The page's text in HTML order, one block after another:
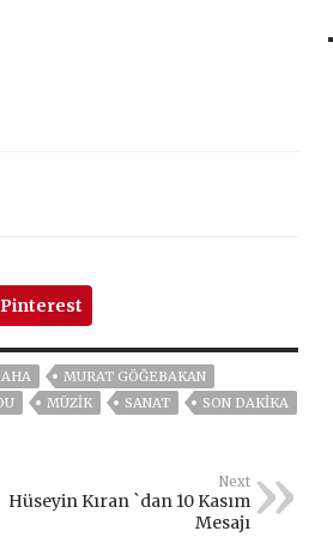
Pinterest
MURAT GÖĞEBAKAN
MÜZIK SANAT
SON DAKIKA
Next
Hüseyin Kıran `dan 10 Kasım
Mesajı